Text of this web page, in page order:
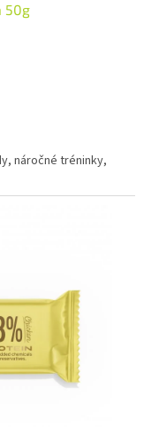
50g
náročné tréninky,